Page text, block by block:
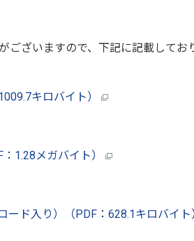
ございますので、下記に記載してお
キロバイト）
1.28メガバイト）
ード入り）（PDF：628.1キロバイ